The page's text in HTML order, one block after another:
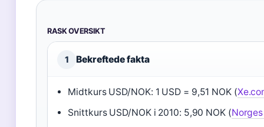
RASK OVERSIKT
1 Bekreftede fakta
Midtkurs USD/NOK: 1 USD = 9,51 NOK (
Snittkurs USD/NOK i 2010: 5,90 NOK (